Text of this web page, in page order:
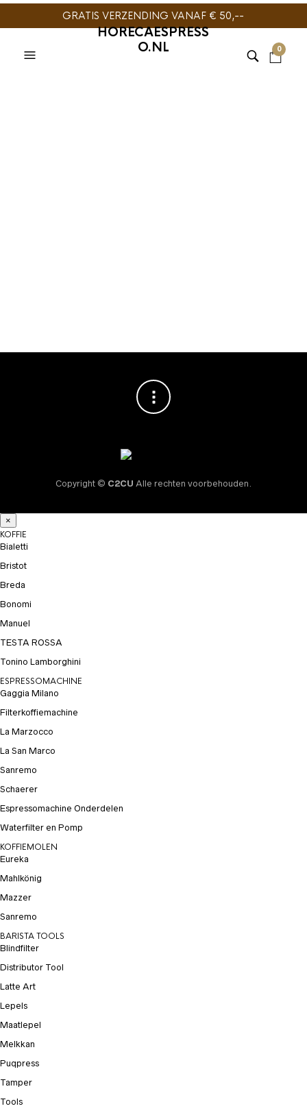
GRATIS VERZENDING VANAF € 50,--
HORECAESPRESS
O.NL
0
Copyright © C2CU Alle rechten voorbehouden.
×
KOFFIE
Bialetti
Bristot
Breda
Bonomi
Manuel
TESTA ROSSA
Tonino Lamborghini
ESPRESSOMACHINE
Gaggia Milano
Filterkoffiemachine
La Marzocco
La San Marco
Sanremo
Schaerer
Espressomachine Onderdelen
Waterfilter en Pomp
KOFFIEMOLEN
Eureka
Mahlkönig
Mazzer
Sanremo
BARISTA TOOLS
Blindfilter
Distributor Tool
Latte Art
Lepels
Maatlepel
Melkkan
Puqpress
Tamper
Tools